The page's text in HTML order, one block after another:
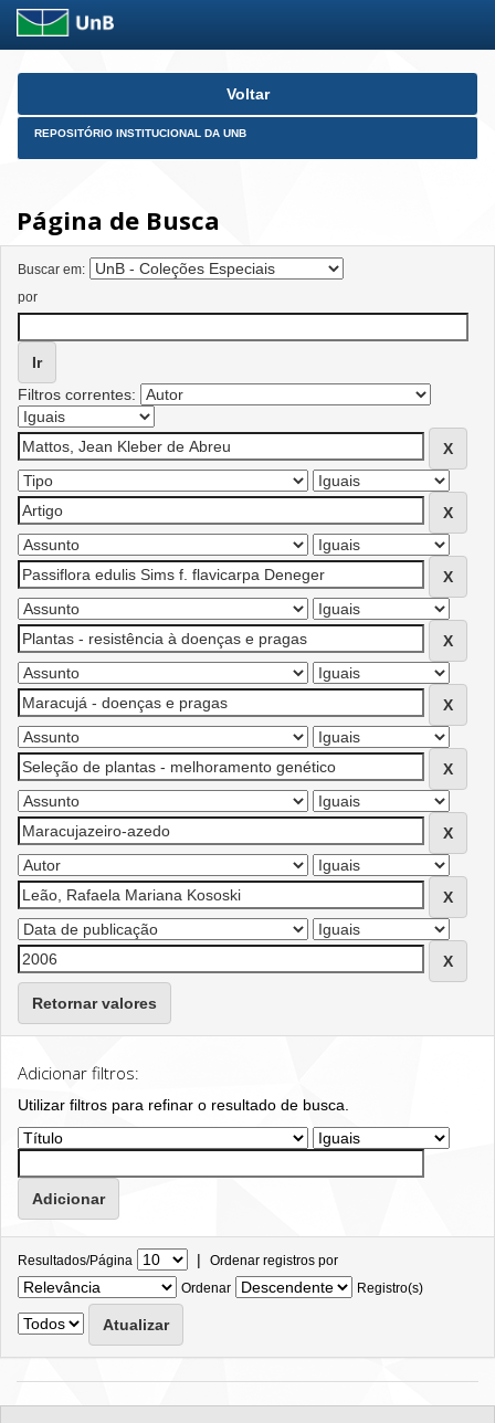
Skip
Voltar
REPOSITÓRIO INSTITUCIONAL DA UNB
Página de Busca
Buscar em:
por
Filtros correntes:
Retornar valores
Adicionar filtros:
Utilizar filtros para refinar o resultado de busca.
Resultados/Página | Ordenar registros por
Ordenar
Registro(s)